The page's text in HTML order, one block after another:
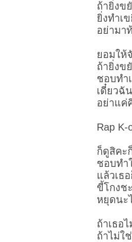
ถ้ายิ่งข
ยิ่งทำเ
อย่ามา
ยอมให้
ถ้ายิ่งข
ชอบทำ
เดี๋ยวฉั
อย่าแค่
Rap K-
ก็ดูสิคะ
ชอบทำ
แล้วเธ
ขี้โกงช
หยุดนะ
ถ้าเธอ
ถ้าไม่ใ